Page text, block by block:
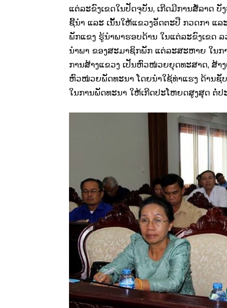
ແຕ່ລະຂົງເຂດໃນປັດຈຸບັນ, ເກີດມີການສໍ້ລາດ ບັ
ຊີ້ນຳ ແລະ ເນັ້ນໃຫ້ແຂວງອັດຕະປື ກວດກາ ແ
ພັກແຂງ ຮູ້ນໍາພາຮອບດ້ານ ໃນແຕ່ລະຂົງເຂດ
ນຳພາ ຂອງສະມາຊິກພັກ ແຕ່ລະສະຫາຍ ໃນກ
ການສ້າງແຂວງ ເປັນຫົວໜ່ວຍຍຸດທະສາດ, ສ້າ
ຫົວໜ່ວຍພັດທະນາ ໂດຍນຳໃຊ້ທ່າແຮງ ດ້ານຊັ
ໃນການພັດທະນາ ໃຫ້ເກີດປະໂຫຍດສູງສຸດ ຕໍ່ປ